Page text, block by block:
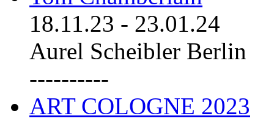
18.11.23 - 23.01.24
Aurel Scheibler Berlin
----------
ART COLOGNE 2023